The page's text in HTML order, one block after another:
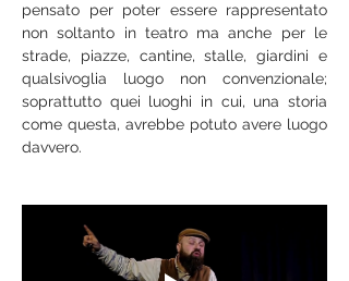
pensato per poter essere rappresentato
non soltanto in teatro ma anche per le
strade, piazze, cantine, stalle, giardini e
qualsivoglia luogo non convenzionale;
soprattutto quei luoghi in cui, una storia
come questa, avrebbe potuto avere luogo
davvero.